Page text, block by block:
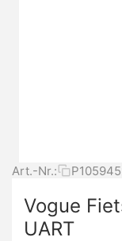
Art.-Nr.:
Vogue
UART